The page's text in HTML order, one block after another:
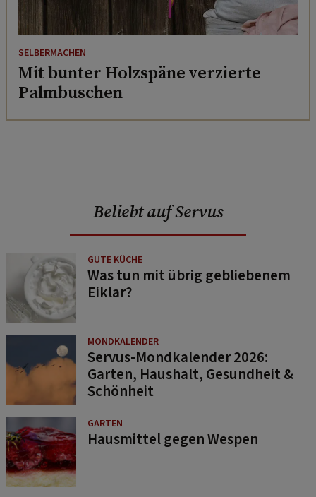
SELBERMACHEN
Mit bunter Holzspäne verzierte
Palmbuschen
Beliebt auf Servus
GUTE KÜCHE
Was tun mit übrig gebliebenem
Eiklar?
MONDKALENDER
Servus-Mondkalender 2026:
Garten, Haushalt, Gesundheit &
Schönheit
GARTEN
Hausmittel gegen Wespen